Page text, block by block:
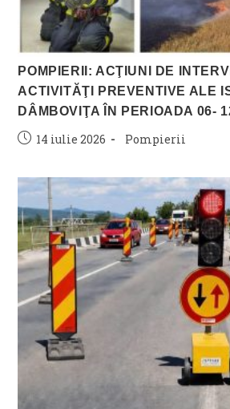
POMPIERII: ACŢIUNI DE
ACTIVITĂŢI PREVENTIVE ALE
DÂMBOVIŢA ÎN PERIOADA 06-
Post14 iulie 2026
Post
Pompierii